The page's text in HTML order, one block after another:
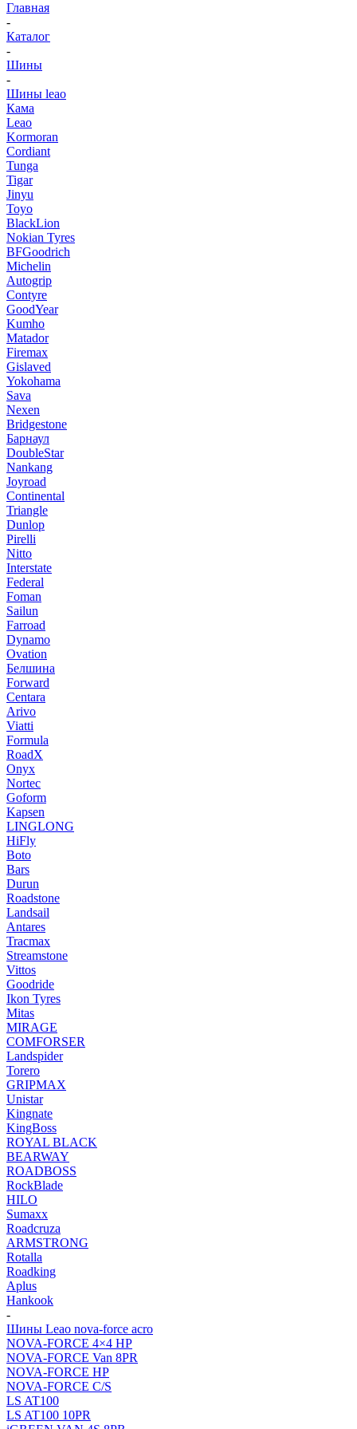
Главная
-
Каталог
-
Шины
-
Шины leao
Кама
Leao
Kormoran
Cordiant
Tunga
Tigar
Jinyu
Toyo
BlackLion
Nokian Tyres
BFGoodrich
Michelin
Autogrip
Contyre
GoodYear
Kumho
Matador
Firemax
Gislaved
Yokohama
Sava
Nexen
Bridgestone
Барнаул
DoubleStar
Nankang
Joyroad
Continental
Triangle
Dunlop
Pirelli
Nitto
Interstate
Federal
Foman
Sailun
Farroad
Dynamo
Ovation
Белшина
Forward
Centara
Arivo
Viatti
Formula
RoadX
Onyx
Nortec
Goform
Kapsen
LINGLONG
HiFly
Boto
Bars
Durun
Roadstone
Landsail
Antares
Tracmax
Streamstone
Vittos
Goodride
Ikon Tyres
Mitas
MIRAGE
COMFORSER
Landspider
Torero
GRIPMAX
Unistar
Kingnate
KingBoss
ROYAL BLACK
BEARWAY
ROADBOSS
RockBlade
HILO
Sumaxx
Roadcruza
ARMSTRONG
Rotalla
Roadking
Aplus
Hankook
-
Шины Leao nova-force acro
NOVA-FORCE 4×4 HP
NOVA-FORCE Van 8PR
NOVA-FORCE HP
NOVA-FORCE C/S
LS AT100
LS AT100 10PR